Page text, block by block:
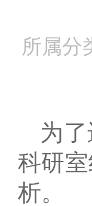
所属
为
科研
析。